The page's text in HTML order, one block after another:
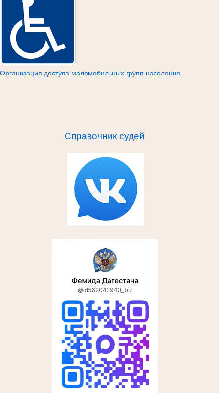
Организация доступа маломобильных групп населения
Справочник судей